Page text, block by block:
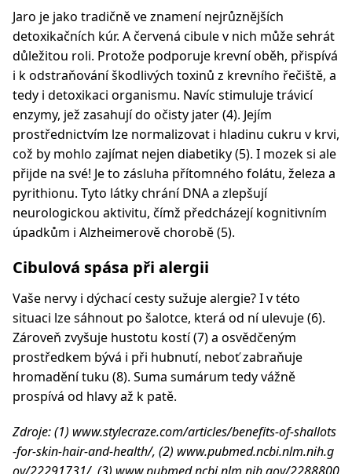
Jaro je jako tradičně ve znamení nejrůznějších
detoxikačních kúr. A červená cibule v nich může sehrát
důležitou roli. Protože podporuje krevní oběh, přispívá
i k odstraňování škodlivých toxinů z krevního řečiště, a
tedy i detoxikaci organismu. Navíc stimuluje trávicí
enzymy, jež zasahují do očisty jater (4). Jejím
prostřednictvím lze normalizovat i hladinu cukru v krvi,
což by mohlo zajímat nejen diabetiky (5). I mozek si ale
přijde na své! Je to zásluha přítomného folátu, železa a
pyrithionu. Tyto látky chrání DNA a zlepšují
neurologickou aktivitu, čímž předcházejí kognitivním
úpadkům i Alzheimerově chorobě (5).
Cibulová spása při alergii
Vaše nervy i dýchací cesty sužuje alergie? I v této
situaci lze sáhnout po šalotce, která od ní ulevuje (6).
Zároveň zvyšuje hustotu kostí (7) a osvědčeným
prostředkem bývá i při hubnutí, neboť zabraňuje
hromadění tuku (8). Suma sumárum tedy vážně
prospívá od hlavy až k patě.
Zdroje: (1) www.stylecraze.com/articles/benefits-of-shallots
-for-skin-hair-and-health/, (2) www.pubmed.ncbi.nlm.nih.g